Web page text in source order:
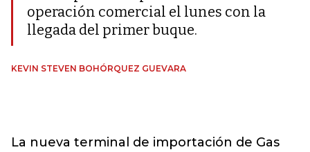
operación comercial el lunes con la
llegada del primer buque.
KEVIN STEVEN BOHÓRQUEZ GUEVARA
La nueva terminal de importación de Gas